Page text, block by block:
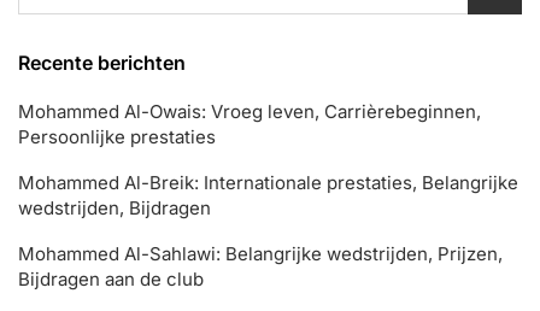
Recente berichten
Mohammed Al-Owais: Vroeg leven, Carrièrebeginnen,
Persoonlijke prestaties
Mohammed Al-Breik: Internationale prestaties, Belangrijke
wedstrijden, Bijdragen
Mohammed Al-Sahlawi: Belangrijke wedstrijden, Prijzen,
Bijdragen aan de club